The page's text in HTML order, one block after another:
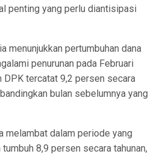
penting yang perlu diantisipasi
menunjukkan pertumbuhan dana
penurunan pada Februari
DPK tercatat 9,2 persen secara
bulan sebelumnya yang
melambat dalam periode yang
8,9 persen secara tahunan,